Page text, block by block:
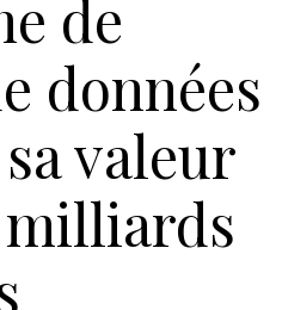
de
données
valeur
milliards